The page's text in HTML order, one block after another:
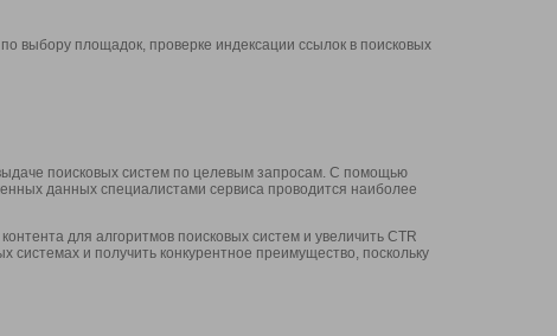
выбору площадок, проверке индексации ссылок в поисковых
поисковых систем по целевым запросам. С помощью
данных специалистами сервиса проводится наиболее
для алгоритмов поисковых систем и увеличить CTR
системах и получить конкурентное преимущество, поскольку